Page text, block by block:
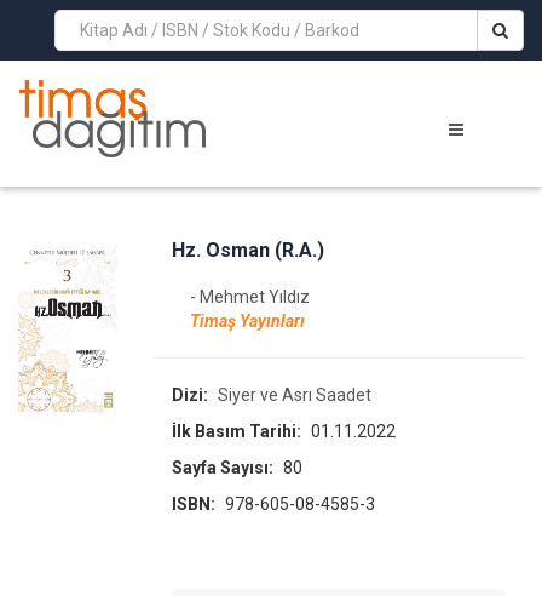
>
Hz. Osman (R.A.)
- Mehmet Yıldız
Timaş Yayınları
Dizi: Siyer ve Asrı Saadet
İlk Basım Tarihi: 01.11.2022
Sayfa Sayısı: 80
ISBN: 978-605-08-4585-3